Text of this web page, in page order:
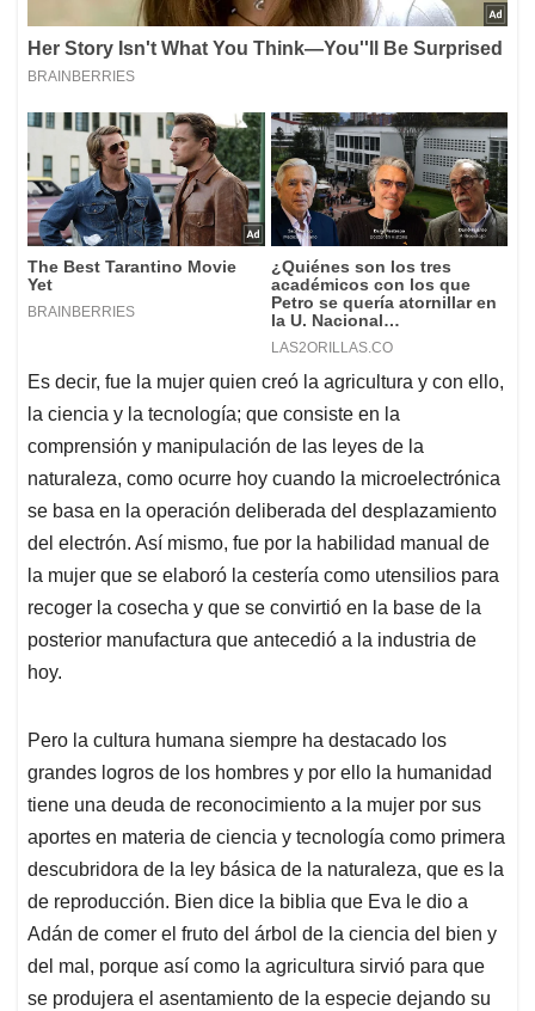
Es decir, fue la mujer quien creó la agricultura y con ello,
la ciencia y la tecnología; que consiste en la
comprensión y manipulación de las leyes de la
naturaleza, como ocurre hoy cuando la microelectrónica
se basa en la operación deliberada del desplazamiento
del electrón. Así mismo, fue por la habilidad manual de
la mujer que se elaboró la cestería como utensilios para
recoger la cosecha y que se convirtió en la base de la
posterior manufactura que antecedió a la industria de
hoy.
Pero la cultura humana siempre ha destacado los
grandes logros de los hombres y por ello la humanidad
tiene una deuda de reconocimiento a la mujer por sus
aportes en materia de ciencia y tecnología como primera
descubridora de la ley básica de la naturaleza, que es la
de reproducción. Bien dice la biblia que Eva le dio a
Adán de comer el fruto del árbol de la ciencia del bien y
del mal, porque así como la agricultura sirvió para que
se produjera el asentamiento de la especie dejando su